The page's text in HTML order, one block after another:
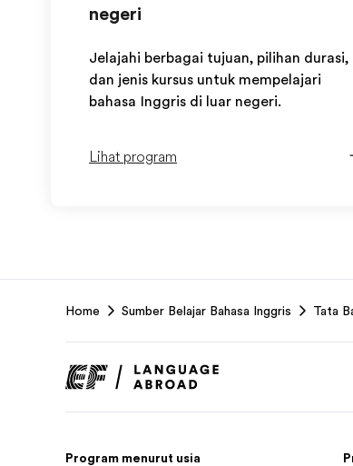
negeri
Jelajahi berbagai tujuan, pilihan durasi,
dan jenis kursus untuk mempelajari
bahasa Inggris di luar negeri.
Lihat program
Home Sumber Belajar Bahasa Inggris Tata
Program menurut usia